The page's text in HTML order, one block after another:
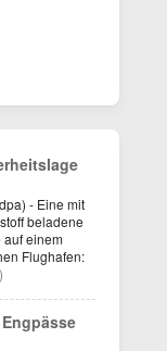
- Eine mit
beladene
auf einem
Flughafen: